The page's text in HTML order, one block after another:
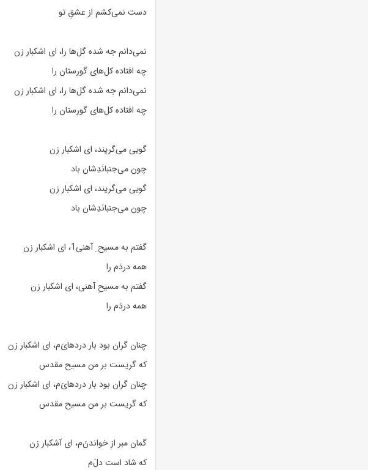
دست نمی‌کشم از عشقِ تو
نمی‌دانم جه شده گل‌ها را، ای اشکبار زن
چه افتاده کل‌های گورستان را
نمی‌دانم جه شده گل‌ها را، ای اشکبار زن
چه افتاده کل‌های گورستان را
گویی می‌گریند، ای اشکبار زن
چون می‌جنبانَدِشان باد
گویی می‌گریند، ای اشکبار زن
چون می‌جنبانَدِشان باد
گفتم به مسیح ِ آهنی1، ای اشکبار زن
همه دردَ‌م را
گفتم به مسیحِ آهنی، ای اشکبار زن
همه دردَ‌م را
چنان گران بود بار دردهایَ‌م، ای اشکبار زن
که گریست بر من مسیح مقدس
چنان گران بود بار دردهایَ‌م، ای اشکبار زن
که گریست بر من مسیح مقدس
گمان مبر از خواندنَ‌م، ای آشکبار زن
که شاد است دلَ‌م